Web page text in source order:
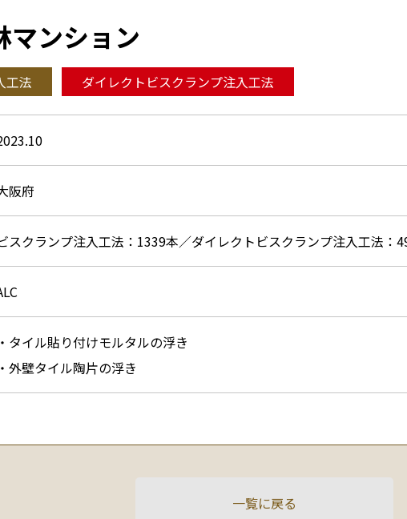
マンション
工法 ダイレクトビスクランプ注入工法
阪府
スクランプ注入工法：1339本／ダイレクトビスクランプ注入工法：
・タイル貼り付けモルタルの浮き
・外壁タイル陶片の浮き
一覧に戻る